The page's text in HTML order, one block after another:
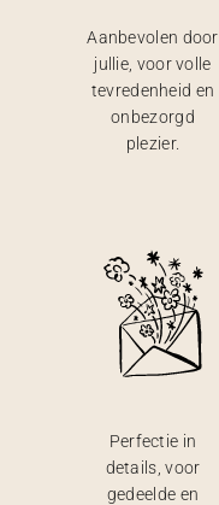
Aanbevolen door
jullie, voor volle
tevredenheid en
onbezorgd
plezier.
Perfectie in
details, voor
gedeelde en